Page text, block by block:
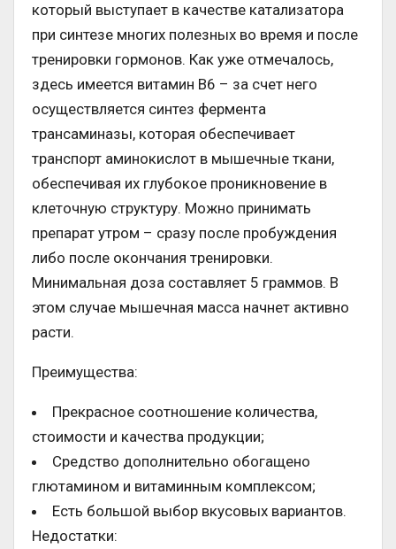
который выступает в качестве катализатора
при синтезе многих полезных во время и после
тренировки гормонов. Как уже отмечалось,
здесь имеется витамин В6 – за счет него
осуществляется синтез фермента
трансаминазы, которая обеспечивает
транспорт аминокислот в мышечные ткани,
обеспечивая их глубокое проникновение в
клеточную структуру. Можно принимать
препарат утром – сразу после пробуждения
либо после окончания тренировки.
Минимальная доза составляет 5 граммов. В
этом случае мышечная масса начнет активно
расти.
Преимущества:
Прекрасное соотношение количества,
стоимости и качества продукции;
Средство дополнительно обогащено
глютамином и витаминным комплексом;
Есть большой выбор вкусовых вариантов.
Недостатки: